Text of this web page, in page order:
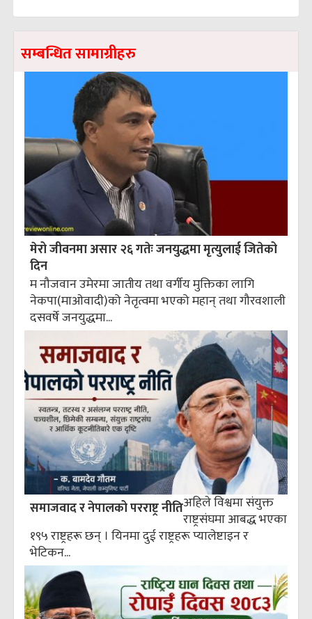
सम्बन्धित सामाग्रीहरु
मेरो जीवनमा असार २६ गतेः जनयुद्धमा मृत्युलाई जितेको
दिन
म नौजवान उमेरमा जातीय तथा वर्गीय मुक्तिका लागि
नेकपा(माओवादी)को नेतृत्वमा भएको महान् तथा गौरवशाली
दसवर्षे जनयुद्धमा...
समाजवाद र नेपालको परराष्ट्र नीतिअहिले विश्वमा संयुक्त
राष्ट्रसंघमा आबद्ध भएका
१९५ राष्ट्रहरू छन् । यिनमा दुई राष्ट्रहरू प्यालेष्टाइन र
भेटिकन...